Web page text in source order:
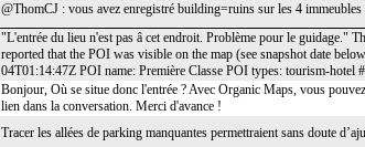
@ThomCJ : vous avez enregistré building=ruins sur les 4
"L'entrée du lieu n'est pas â cet endroit. Problème pour le guidage."
reported that the POI was visible on the map (see snapshot date
04T01:14:47Z POI name: Première Classe POI types: tourism-hotel
Bonjour, Où se situe donc l'entrée ? Avec Organic Maps, vous
lien dans la conversation. Merci d'avance !
Tracer les allées de parking manquantes permettraient sans doute